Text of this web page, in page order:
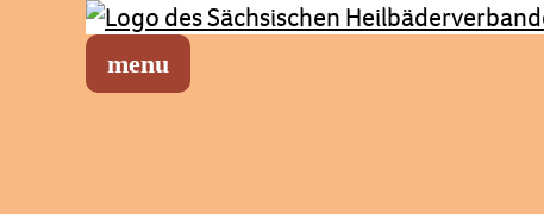
Sächsischer Heilbäderverband